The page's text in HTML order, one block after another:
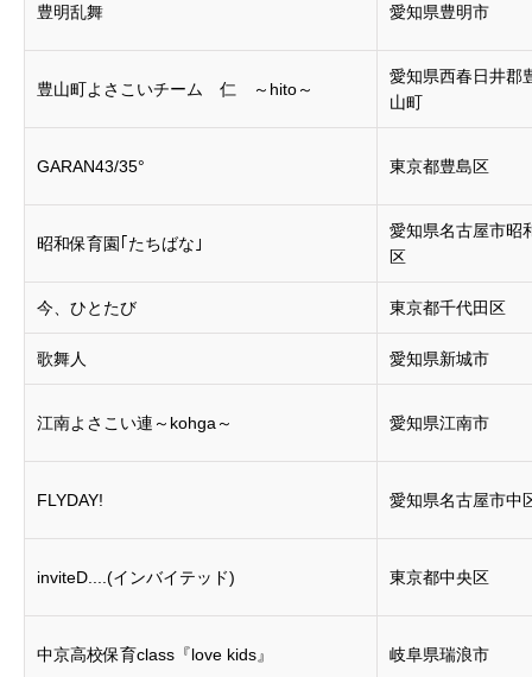
豊明乱舞 愛知県豊明市
豊山町よさこいチーム 仁 ～hito～
愛知県西春日井郡
山町
GARAN43/35° 東京都豊島区
昭和保育園｢たちばな｣
愛知県名古屋市昭
区
今、ひとたび 東京都千代田区
歌舞人 愛知県新城市
江南よさこい連～kohga～ 愛知県江南市
FLYDAY! 愛知県名古屋市中
inviteD....(インバイテッド) 東京都中央区
中京高校保育class『love kids』 岐阜県瑞浪市